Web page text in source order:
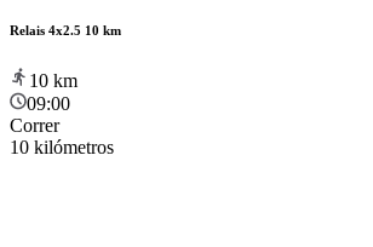
Relais 4x2.5 10 km
10 km
09:00
Correr
10 kilómetros